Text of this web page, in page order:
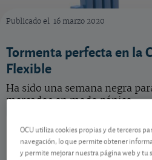
En 2026 resultará esencial seguir
Publicado el 16 marzo 2020
Tormenta perfecta en la
Flexible
Ha sido una semana negra
mercados en modo pánico.
Metavalor Global
ES0162741005
04/08/2026 Mixtos Globales Flexibles
OCU utiliza cookies propias y de terceros
navegación, lo que permite obtener
y permite mejorar nuestra página web y tu